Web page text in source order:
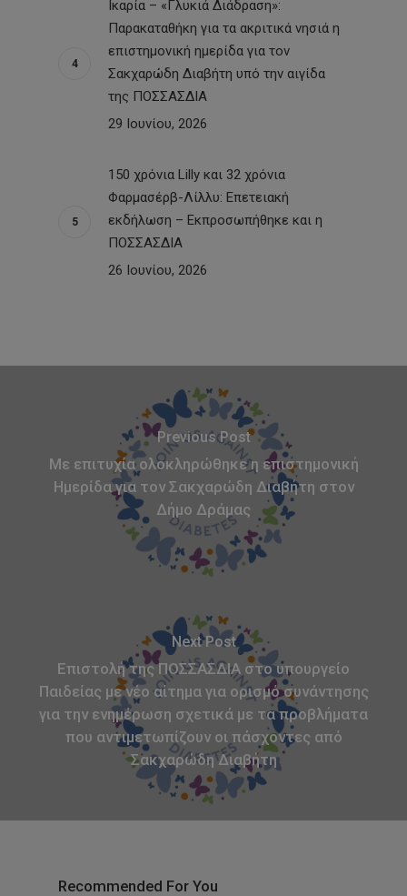
Ικαρία – «Γλυκιά Διάδραση»:
Παρακαταθήκη για τα ακριτικά νησιά η
επιστημονική ημερίδα για τον
Σακχαρώδη Διαβήτη υπό την αιγίδα
της ΠΟΣΣΑΣΔΙΑ
29 Ιουνίου, 2026
150 χρόνια Lilly και 32 χρόνια
Φαρμασέρβ-Λίλλυ: Eπετειακή
εκδήλωση – Εκπροσωπήθηκε και η
ΠΟΣΣΑΣΔΙΑ
26 Ιουνίου, 2026
Previous Post
Με επιτυχία ολοκληρώθηκε η επιστημονική
Ημερίδα για τον Σακχαρώδη Διαβήτη στον
Δήμο Δράμας
Next Post
Επιστολή της ΠΟΣΣΑΣΔΙΑ στο υπουργείο
Παιδείας με νέο αίτημα για ορισμό συνάντησης
για την ενημέρωση σχετικά με τα προβλήματα
που αντιμετωπίζουν οι πάσχοντες από
Σακχαρώδη Διαβήτη
Recommended For You